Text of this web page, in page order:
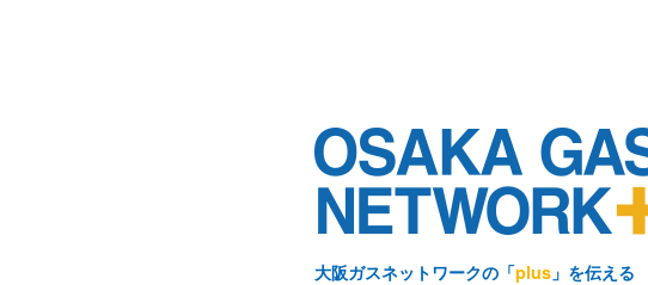
託送供給・最終保障供給
簡易内管施工登録店さま 簡易内管施工登録店の各種業
大阪ガスネットワークの「plus 」を伝える